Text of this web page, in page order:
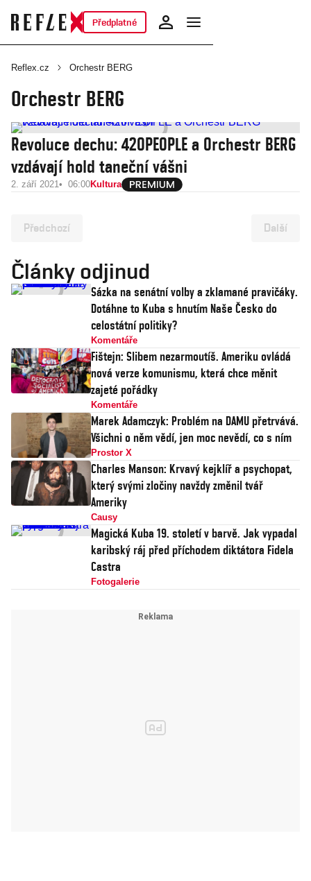
Předplatné
Reflex.cz Orchestr BERG
Orchestr BERG
Revoluce dechu: 420PEOPLE a Orchestr BERG
vzdávají hold taneční vášni
2. září 2021 06:00Kultura
Předchozí Další
Články odjinud
Sázka na senátní volby a zklamané pravičáky.
Dotáhne to Kuba s hnutím Naše Česko do
celostátní politiky?
Komentáře
Fištejn: Slibem nezarmoutíš. Ameriku ovládá
nová verze komunismu, která chce měnit
zajeté pořádky
Komentáře
Marek Adamczyk: Problém na DAMU přetrvává.
Všichni o něm vědí, jen moc nevědí, co s ním
Prostor X
Charles Manson: Krvavý kejklíř a psychopat,
který svými zločiny navždy změnil tvář
Ameriky
Causy
Magická Kuba 19. století v barvě. Jak vypadal
karibský ráj před příchodem diktátora Fidela
Castra
Fotogalerie